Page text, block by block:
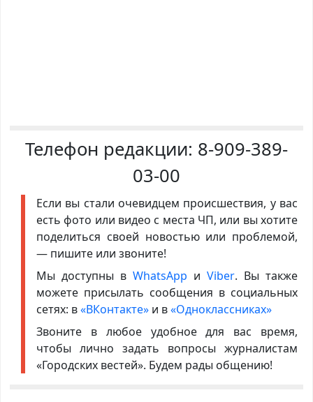
Телефон редакции: 8-909-389-
03-00
Если вы стали очевидцем происшествия, у вас
есть фото или видео с места ЧП, или вы хотите
поделиться своей новостью или проблемой,
— пишите или звоните!
Мы доступны в WhatsApp иViber. Вы также
можете присылать сообщения в социальных
сетях: в«ВКонтакте»и в«Одноклассниках»
Звоните в любое удобное для вас время,
чтобы лично задать вопросы журналистам
«Городских вестей». Будем рады общению!